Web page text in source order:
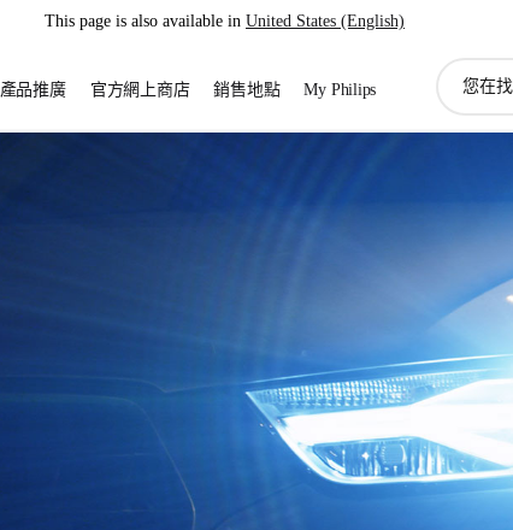
This page is also available in United States (English)
產品推廣 官方網上商店 銷售地點 My Philips